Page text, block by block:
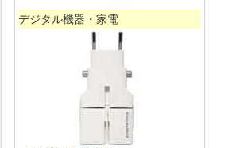
デジタル機器・家電